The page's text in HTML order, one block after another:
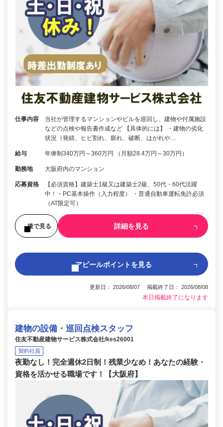
仕事内容
当社が管理するマンションやビルを巡回し、建物や付属施設
などの点検や報告書作成など 【具体的には】 ・建物の劣化
状況（発錆、ヒビ割れ、膨れ、破断、はがれや…
給与 年俸制340万円～360万円 （月額28.4万円～30万円）
勤務地 大阪府内のマンション
応募資格
【必須資格】建築士1級又は建築士2級、50代・60代活躍
中！・PC基本操作（入力程度） ・普通自動車運転免許必須
（AT限定可）
後で見る 詳細を見る
アピールポイントを見る
更新日： 2026/08/07 掲載終了日： 2026/08/08
本日掲載終了になります
建物の設備・巡回点検スタッフ
住友不動産建物サービス株式会社/kes26001
契約社員
夜勤なし！完全週休2日制！残業少なめ！あなたの経験・
資格を活かせる職場です！【大阪府】